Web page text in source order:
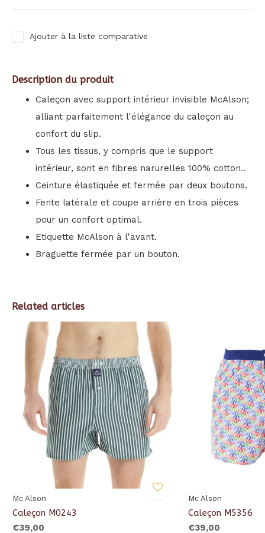
Ajouter à la liste comparative
Description du produit
Caleçon avec support intérieur invisible McAlson;
alliant parfaitement l'élégance du caleçon au
confort du slip.
Tous les tissus, y compris que le support
intérieur, sont en fibres narurelles 100% cotton..
Ceinture élastiquée et fermée par deux boutons.
Fente latérale et coupe arrière en trois pièces
pour un confort optimal.
Etiquette McAlson à l'avant.
Braguette fermée par un bouton.
Related articles
Mc Alson
Caleçon M0243
€39,00
Mc Alson
Caleçon M5356
€39,00